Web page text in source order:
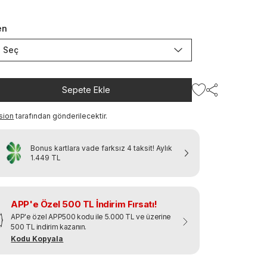
Seç
Sepete Ekle
tarafından gönderilecektir.
Bonus kartlara vade farksız 4 taksit! Aylık
1.449 TL
APP'e Özel 500 TL İndirim Fırsatı!
APP'e özel APP500 kodu ile 5.000 TL ve üzerine
500 TL indirim kazanın.
Kodu Kopyala